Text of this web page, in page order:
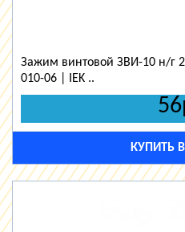
Зажим винтовой ЗВИ-10 н/г
010-06 | IEK ..
КУПИТЬ